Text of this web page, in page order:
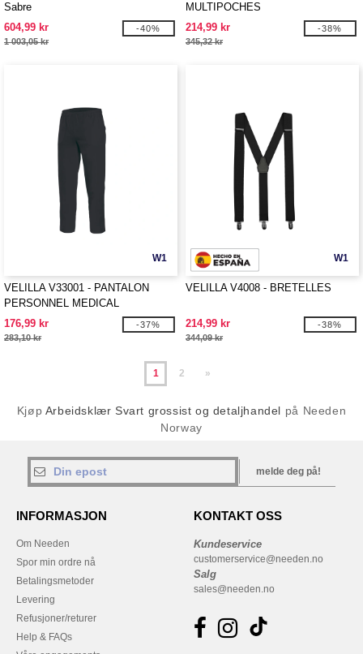
Sabre
604,99 kr
1 003,05 kr
-40%
MULTIPOCHES
214,99 kr
345,32 kr
-38%
W1
VELILLA V33001 - PANTALON
PERSONNEL MEDICAL
176,99 kr
283,10 kr
-37%
W1
VELILLA V4008 - BRETELLES
214,99 kr
344,09 kr
-38%
1 2 »
Kjøp Arbeidsklær Svart grossist og detaljhandel på Needen
Norway
melde deg på!
INFORMASJON
Om Needen
Spor min ordre nå
Betalingsmetoder
Levering
Refusjoner/returer
Help & FAQs
KONTAKT OSS
Kundeservice
customerservice@needen.no
Salg
sales@needen.no